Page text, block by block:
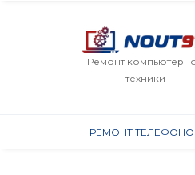
Ремонт
техники
РЕМОНТ